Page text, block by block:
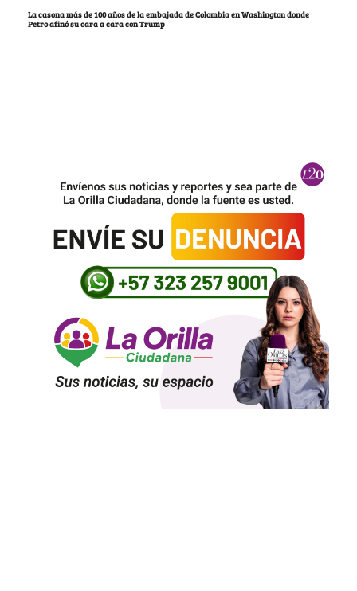
La casona más de 100 años de la embajada de Colombia en Washington donde
Petro afinó su cara a cara con Trump